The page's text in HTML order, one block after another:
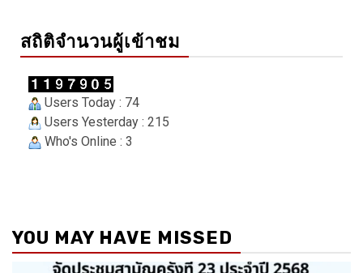
สถิติจำนวนผู้เข้าชม
Users Today : 74
Users Yesterday : 215
Who's Online : 3
YOU MAY HAVE MISSED